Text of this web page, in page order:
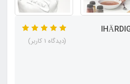
(دیدگاه 1 کاربر)